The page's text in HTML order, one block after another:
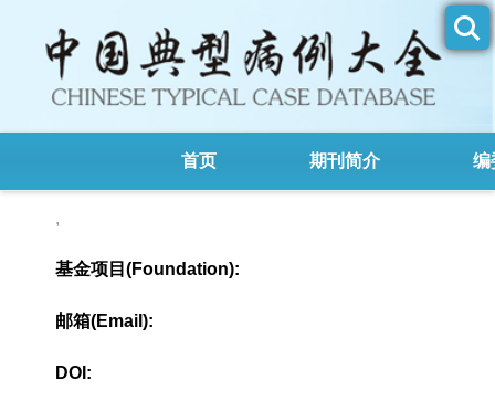
首页 期刊简介 编
,
基金项目(Foundation):
邮箱(Email):
DOI: